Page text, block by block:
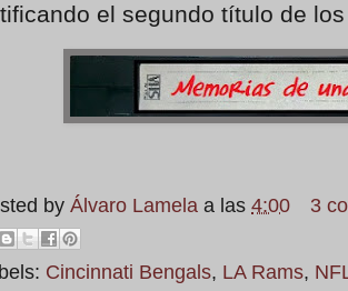
el segundo título de
by Álvaro Lamela a las 4:00 3
Cincinnati Bengals, LA Rams,